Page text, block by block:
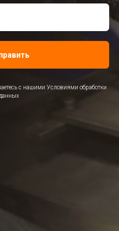
с нашими Условиями обработки